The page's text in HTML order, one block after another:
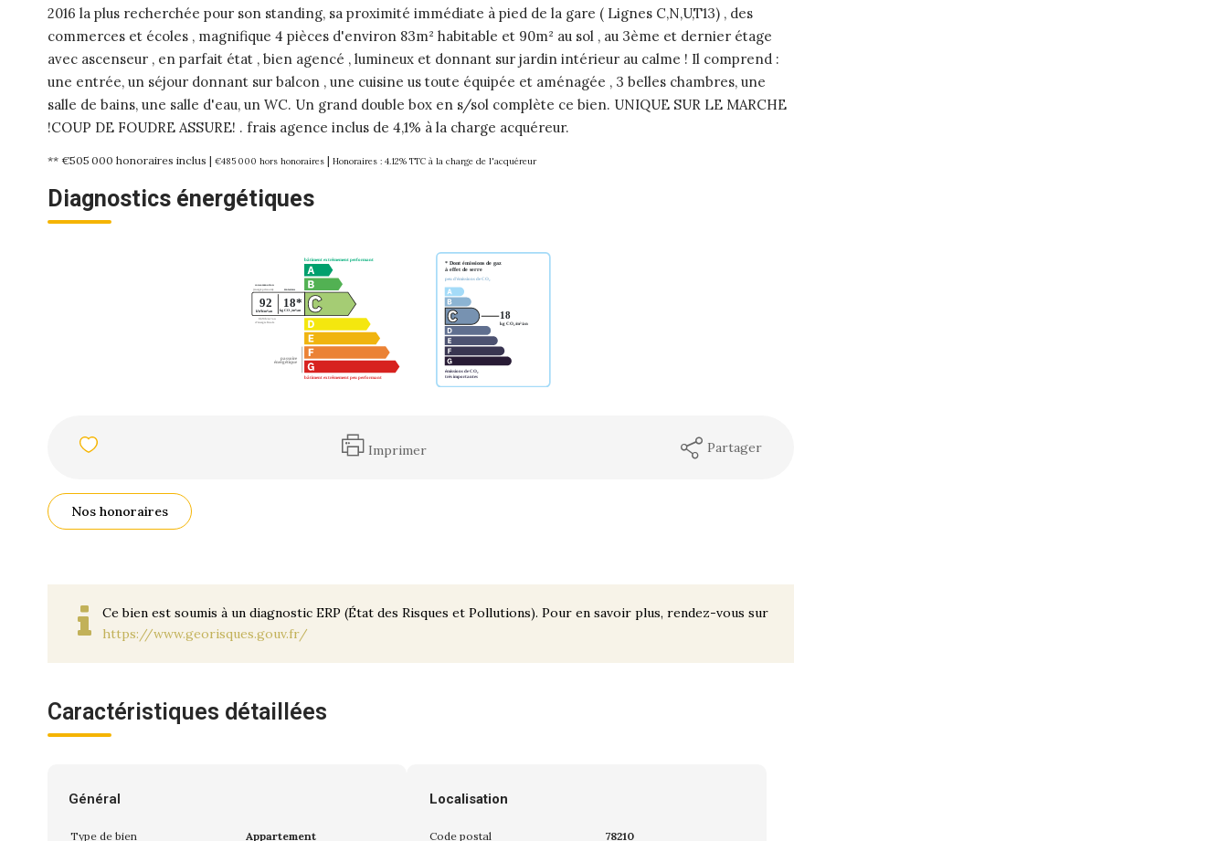
2016 la plus recherchée pour son standing, sa proximité immédiate à pied de la gare ( Lignes C,N,U,T13) , des
commerces et écoles , magnifique 4 pièces d'environ 83m² habitable et 90m² au sol , au 3ème et dernier étage
avec ascenseur , en parfait état , bien agencé , lumineux et donnant sur jardin intérieur au calme ! Il comprend :
une entrée, un séjour donnant sur balcon , une cuisine us toute équipée et aménagée , 3 belles chambres, une
salle de bains, une salle d'eau, un WC. Un grand double box en s/sol complète ce bien. UNIQUE SUR LE MARCHE
!COUP DE FOUDRE ASSURE! . frais agence inclus de 4,1% à la charge acquéreur.
** €505 000 honoraires inclus | €485 000 hors honoraires | Honoraires : 4.12% TTC à la charge de l'acquéreur
Diagnostics énergétiques
Imprimer Partager
Nos honoraires
Ce bien est soumis à un diagnostic ERP (État des Risques et Pollutions). Pour en savoir plus, rendez-vous sur
https://www.georisques.gouv.fr/
Caractéristiques détaillées
Général
Type de bien
Appartement
Localisation
Code postal
78210